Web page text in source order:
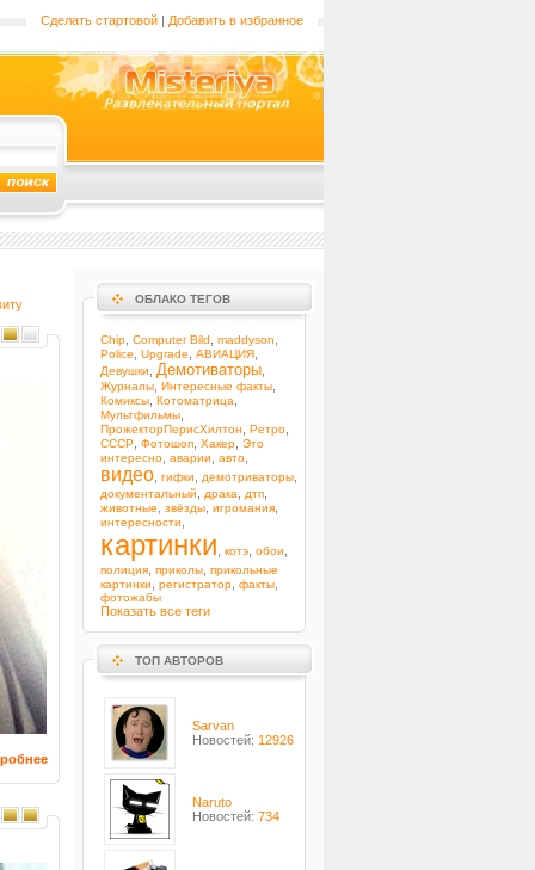
Сделать стартовой | Добавить в избранное
ОБЛАКО ТЕГОВ
Chip Computer Bild maddyson
Police Upgrade АВИАЦИЯ
Девушки Демотиваторы
Журналы Интересные факты
Комиксы Котоматрица
Мультфильмы
ПрожекторПерисХилтон Ретро
СССР Фотошоп Хакер Это
интересно аварии авто
видео гифки демотриваторы
документальный драка дтп
животные звёзды игромания
интересности
картинки котэ обои
полиция приколы прикольные
картинки
регистратор факты
фотожабы
Показать все теги
ТОП АВТОРОВ
Sarvan
Новостей: 12926
Naruto
Новостей: 734